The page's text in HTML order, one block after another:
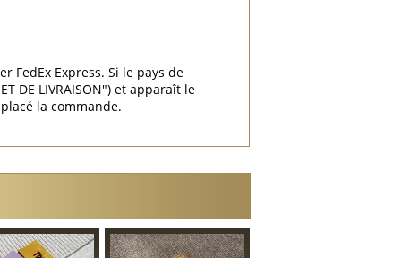
FedEx Express. Si le pays de
DE LIVRAISON") et apparaît le
la commande.